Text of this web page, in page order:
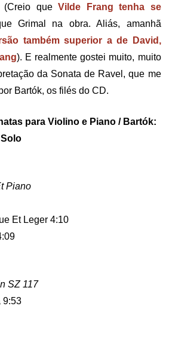
(Creio queVilde Frang tenha se
Grimal na obra. Aliás, amanhã
também superior a de David,
). E realmente gostei muito, muito
da Sonata de Ravel, que me
Bartók, os filés do CD.
para Violino e Piano / Bartók:
Piano
Et Leger 4:10
SZ 117
9:53